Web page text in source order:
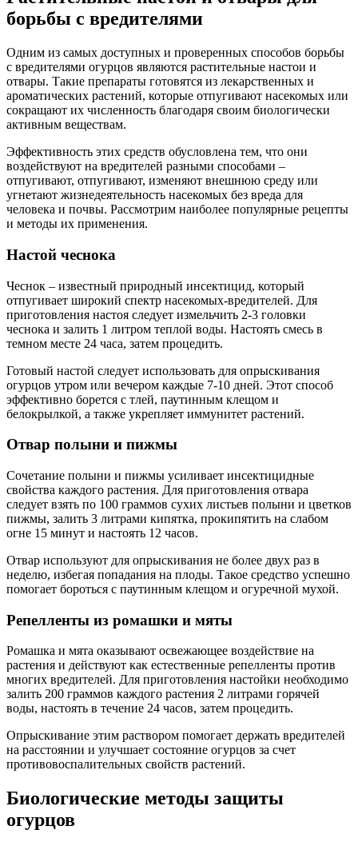
борьбы с вредителями
Одним из самых доступных и проверенных способов борьбы
с вредителями огурцов являются растительные настои и
отвары. Такие препараты готовятся из лекарственных и
ароматических растений, которые отпугивают насекомых или
сокращают их численность благодаря своим биологически
активным веществам.
Эффективность этих средств обусловлена тем, что они
воздействуют на вредителей разными способами –
отпугивают, отпугивают, изменяют внешнюю среду или
угнетают жизнедеятельность насекомых без вреда для
человека и почвы. Рассмотрим наиболее популярные рецепты
и методы их применения.
Настой чеснока
Чеснок – известный природный инсектицид, который
отпугивает широкий спектр насекомых-вредителей. Для
приготовления настоя следует измельчить 2-3 головки
чеснока и залить 1 литром теплой воды. Настоять смесь в
темном месте 24 часа, затем процедить.
Готовый настой следует использовать для опрыскивания
огурцов утром или вечером каждые 7-10 дней. Этот способ
эффективно борется с тлей, паутинным клещом и
белокрылкой, а также укрепляет иммунитет растений.
Отвар полыни и пижмы
Сочетание полыни и пижмы усиливает инсектицидные
свойства каждого растения. Для приготовления отвара
следует взять по 100 граммов сухих листьев полыни и цветков
пижмы, залить 3 литрами кипятка, прокипятить на слабом
огне 15 минут и настоять 12 часов.
Отвар используют для опрыскивания не более двух раз в
неделю, избегая попадания на плоды. Такое средство успешно
помогает бороться с паутинным клещом и огуречной мухой.
Репелленты из ромашки и мяты
Ромашка и мята оказывают освежающее воздействие на
растения и действуют как естественные репелленты против
многих вредителей. Для приготовления настойки необходимо
залить 200 граммов каждого растения 2 литрами горячей
воды, настоять в течение 24 часов, затем процедить.
Опрыскивание этим раствором помогает держать вредителей
на расстоянии и улучшает состояние огурцов за счет
противовоспалительных свойств растений.
Биологические методы защиты
огурцов